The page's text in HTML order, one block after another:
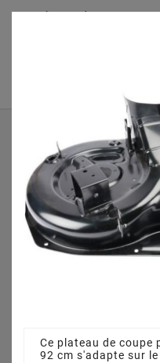
Plateaudecoupe.com
Accueil
Plateau de coupe 92 cm
Ce plateau de coupe
92 cm s'adapte sur